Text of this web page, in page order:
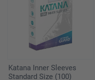
Katana Inner Sleeves
Standard Size (100)